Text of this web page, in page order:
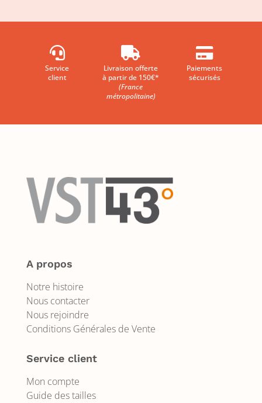

Service
client

Livraison offerte
à partir de 150€*
(France
métropolitaine)

Paiements
sécurisés
A propos
Notre histoire
Nous contacter
Nous rejoindre
Conditions Générales de Vente
Service client
Mon compte
Guide des tailles